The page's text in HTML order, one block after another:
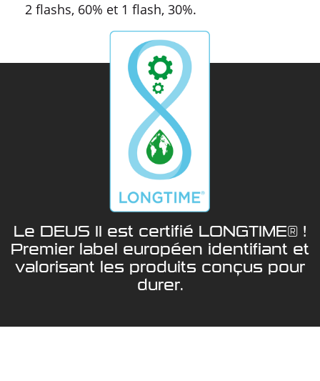
2 flashs, 60% et 1 flash, 30%.
Le DEUS II est certifié LONGTIME® !
Premier label européen identifiant et
valorisant les produits conçus pour
durer.